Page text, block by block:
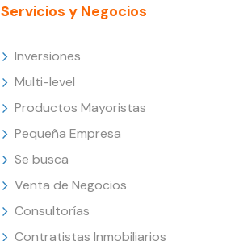
Servicios y Negocios
Inversiones
Multi-level
Productos Mayoristas
Pequeña Empresa
Se busca
Venta de Negocios
Consultorías
Contratistas Inmobiliarios